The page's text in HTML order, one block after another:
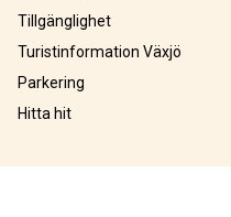
Tillgänglighet
Turistinformation Växjö
Parkering
Hitta hit